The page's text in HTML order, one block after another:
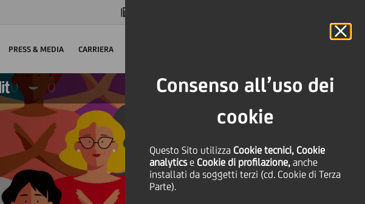
PRESS & MEDIA CARRIERA
Consenso all’uso dei
cookie
Questo Sito utilizza Cookie tecnici, Cookie
analyticse Cookie di profilazione, anche
installati da soggetti terzi (cd. Cookie di Terza
Parte).